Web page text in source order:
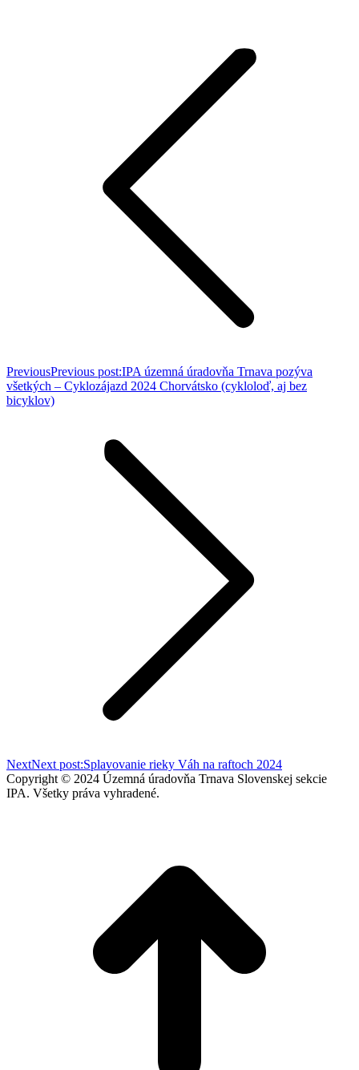
PreviousPrevious post:IPA územná úradovňa Trnava pozýva
všetkých – Cyklozájazd 2024 Chorvátsko (cykloloď, aj bez
bicyklov)
NextNext post:Splavovanie rieky Váh na raftoch 2024
Copyright © 2024 Územná úradovňa Trnava Slovenskej sekcie
IPA. Všetky práva vyhradené.